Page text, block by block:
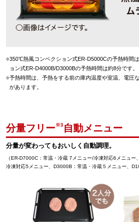
○350℃熱風コンベクション式ER-D5000Cの予熱時間
ョン式ER-D4000B/D3000Bの予熱時間は約8分です。
○予熱時間は、予熱をする前の庫内温度や室温、電圧
があります。
分量フリー※3自動メニュー
分量が変わってもおいしく自動調理。
（ER-D7000C：常温・冷蔵 7メニュー/冷凍対応6メニュ
冷凍対応5メニュー、D3000B：常温・冷蔵５メニュー、